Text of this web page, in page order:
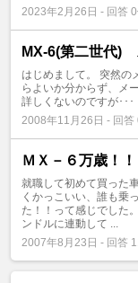
2023年2月26日 - 回答
MX-6(第二世代)
はじめまして。 突然の
らよいか分からず、メ
詳しくないのですが･･･
2008年11月26日 - 回答
ＭＸ－６万歳！！
就職して初めて買った
くかっこいい、誰も乗
た！！って感じでした
ンドルに連動して ...
2007年8月23日 - 回答